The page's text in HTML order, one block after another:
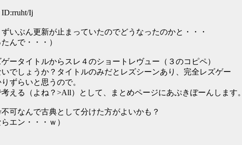
ID:rruht/Ij
いぶん更新が止まっていたのでどうなったのかと・・・
んで・・・）
ータイトルからスレ４のショートレヴュー（３のコピペ）
でしょうか？タイトルのみだとレズシーンあり、完全レズゲー
ずらいと思うので。
える（よね？>All）として、まとめページにあぷきぼーんします。
可なんで古典として分けた方がよいかも？
エン・・・ｗ）